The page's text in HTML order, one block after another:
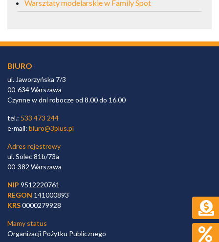
Warsztaty modelarskie w Family Spot
BIURO
ul. Jaworzyńska 7/3
00-634 Warszawa
Czynne w dni robocze od 8.00 do 16.00
tel.: 533 473 244
e-mail: biuro@3plus.pl
Adres rejestrowy
ul. Solec 81b/73a
00-382 Warszawa
NIP 9512220761
REGON 141000893
KRS0000279928
Mamy status
Organizacji Pożytku Publicznego